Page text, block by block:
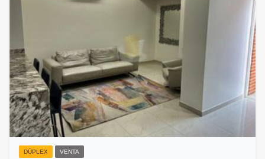
DÚPLEX VENTA